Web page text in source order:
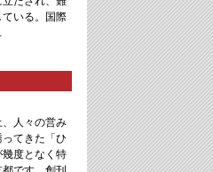
ている。国際
、人々の営み
てきた「ひ
幾度となく特